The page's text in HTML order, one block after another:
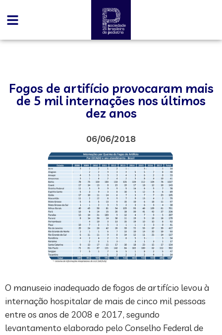
Fogos de artifício provocaram mais
de 5 mil internações nos últimos
dez anos
06/06/2018
O manuseio inadequado de fogos de artifício levou à
internação hospitalar de mais de cinco mil pessoas
entre os anos de 2008 e 2017, segundo
levantamento elaborado pelo Conselho Federal de